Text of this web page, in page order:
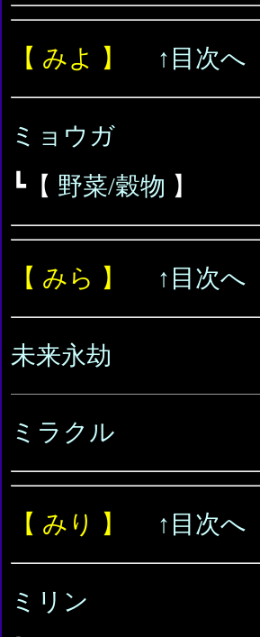
【 みよ 】 ↑目次へ
ミョウガ
┗【 野菜/穀物 】
【 みら 】 ↑目次へ
未来永劫
ミラクル
【 みり 】 ↑目次へ
ミリン